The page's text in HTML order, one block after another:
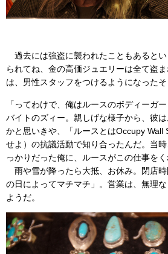
過去には強盗に襲われたこともあると
られてね、金の高価ジュエリーは全て盗
は、男性スタッフをつけるようになったそ
「ってわけで、俺はルースのボディーガ
バイトのズィー。親しげな様子から、彼
かと思いきや、「ルースとはOccupy Wall
せよ）の抗議活動で知り合ったんだ。当
っかりだった俺に、ルースがこの仕事をく
雨や雪が降ったら大抵、お休み。閉店
の日によってマチマチ」。営業は、無理
ようだ。